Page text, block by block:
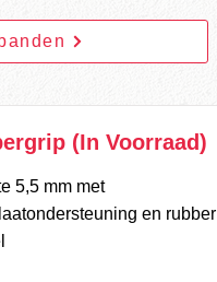
(In Voorraad)
5,5 mm met
en rubber